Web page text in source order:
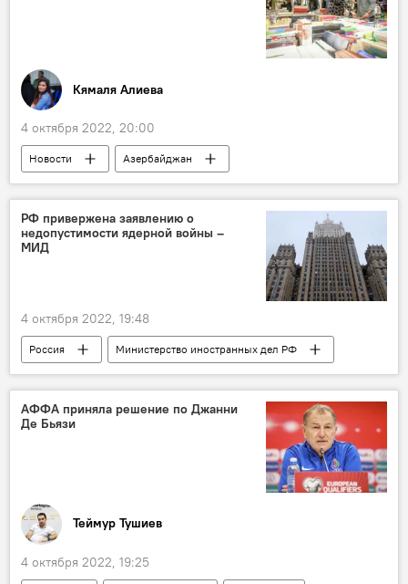
Кямаля Алиева
4 октября 2022, 20:00
Новости
Азербайджан
книжная выставка-ярмарка
книжная индустрия
Бакинский Экспо-Центр
РФ привержена заявлению о
недопустимости ядерной войны –
МИД
4 октября 2022, 19:48
Россия
Министерство иностранных дел РФ
Генеральная Ассамблея ООН
Политика
Ядерная угроза
АФФА приняла решение по Джанни
Де Бьязи
Теймур Тушиев
4 октября 2022, 19:25